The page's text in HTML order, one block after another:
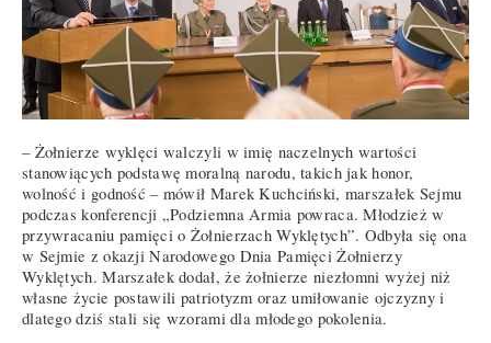
– Żołnierze wyklęci walczyli w imię naczelnych wartości
stanowiących podstawę moralną narodu, takich jak honor,
wolność i godność – mówił Marek Kuchciński, marszałek Sejmu
podczas konferencji „Podziemna Armia powraca. Młodzież w
przywracaniu pamięci o Żołnierzach Wyklętych”. Odbyła się ona
w Sejmie z okazji Narodowego Dnia Pamięci Żołnierzy
Wyklętych. Marszałek dodał, że żołnierze niezłomni wyżej niż
własne życie postawili patriotyzm oraz umiłowanie ojczyzny i
dlatego dziś stali się wzorami dla młodego pokolenia.